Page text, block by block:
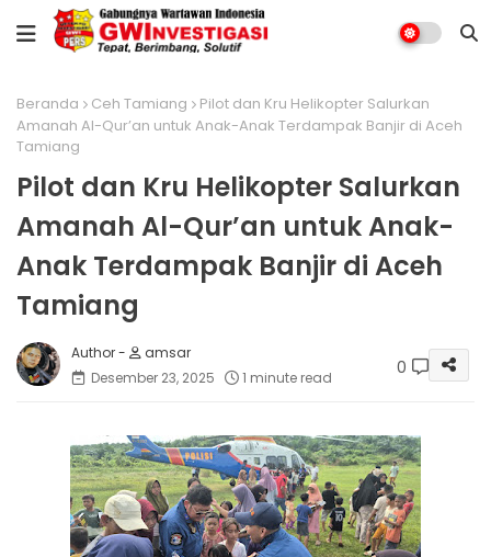
Beranda Ceh Tamiang
Pilot dan Kru Helikopter Salurkan
Amanah Al-Qur’an untuk Anak-Anak Terdampak Banjir di Aceh
Tamiang
Pilot dan Kru Helikopter Salurkan
Amanah Al-Qur’an untuk Anak-
Anak Terdampak Banjir di Aceh
Tamiang
amsar
Desember 23, 2025
1 minute read 0